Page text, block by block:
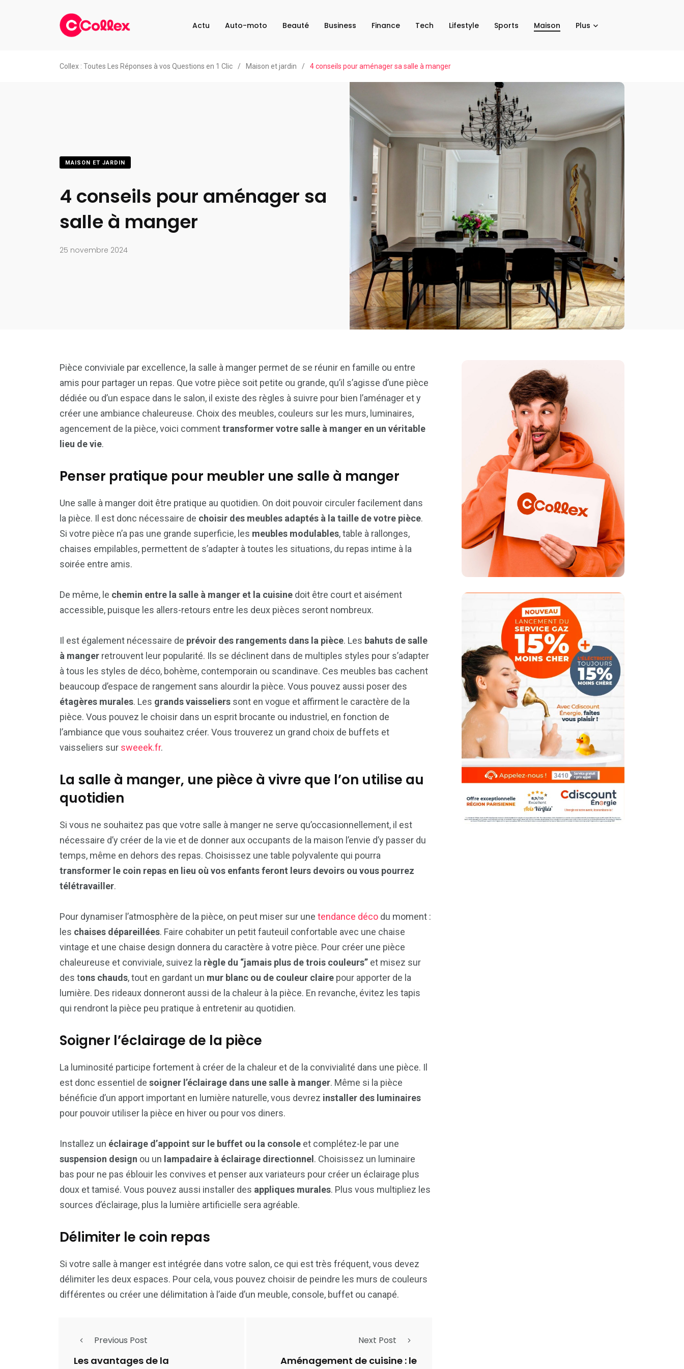
Actu Auto-moto Beauté Business Finance Tech Lifestyle Sports Maison Plus
Collex : Toutes Les Réponses à vos Questions en 1 Clic / Maison et jardin / 4 conseils pour aménager sa salle à manger
MAISON ET JARDIN
4 conseils pour aménager sa
salle à manger
25 novembre 2024
Pièce conviviale par excellence, la salle à manger permet de se réunir en famille ou entre
amis pour partager un repas. Que votre pièce soit petite ou grande, qu’il s’agisse d’une pièce
dédiée ou d’un espace dans le salon, il existe des règles à suivre pour bien l’aménager et y
créer une ambiance chaleureuse. Choix des meubles, couleurs sur les murs, luminaires,
agencement de la pièce, voici commenttransformer votre salle à manger en un véritable
lieu de vie.
Penser pratique pour meubler une salle à manger
Une salle à manger doit être pratique au quotidien. On doit pouvoir circuler facilement dans
la pièce. Il est donc nécessaire de choisir des meubles adaptés à la taille de votre pièce.
Si votre pièce n’a pas une grande superficie, les meubles modulables, table à rallonges,
chaises empilables, permettent de s’adapter à toutes les situations, du repas intime à la
soirée entre amis.
De même, le chemin entre la salle à manger et la cuisine doit être court et aisément
accessible, puisque les allers-retours entre les deux pièces seront nombreux.
Il est également nécessaire de prévoir des rangements dans la pièce. Les bahuts de salle
à manger retrouvent leur popularité. Ils se déclinent dans de multiples styles pour s’adapter
à tous les styles de déco, bohème, contemporain ou scandinave. Ces meubles bas cachent
beaucoup d’espace de rangement sans alourdir la pièce. Vous pouvez aussi poser des
étagères murales. Les grands vaisseliers sont en vogue et affirment le caractère de la
pièce. Vous pouvez le choisir dans un esprit brocante ou industriel, en fonction de
l’ambiance que vous souhaitez créer. Vous trouverez un grand choix de buffets et
vaisseliers sur sweeek.fr.
La salle à manger, une pièce à vivre que l’on utilise au
quotidien
Si vous ne souhaitez pas que votre salle à manger ne serve qu’occasionnellement, il est
nécessaire d’y créer de la vie et de donner aux occupants de la maison l’envie d’y passer du
temps, même en dehors des repas. Choisissez une table polyvalente qui pourra
transformer le coin repas en lieu où vos enfants feront leurs devoirs ou vous pourrez
télétravailler.
Pour dynamiser l’atmosphère de la pièce, on peut miser sur une tendance déco du moment :
les chaises dépareillées. Faire cohabiter un petit fauteuil confortable avec une chaise
vintage et une chaise design donnera du caractère à votre pièce. Pour créer une pièce
chaleureuse et conviviale, suivez la règle du “jamais plus de trois couleurs” et misez sur
des tons chauds, tout en gardant un mur blanc ou de couleur claire pour apporter de la
lumière. Des rideaux donneront aussi de la chaleur à la pièce. En revanche, évitez les tapis
qui rendront la pièce peu pratique à entretenir au quotidien.
Soigner l’éclairage de la pièce
La luminosité participe fortement à créer de la chaleur et de la convivialité dans une pièce. Il
est donc essentiel de soigner l’éclairage dans une salle à manger. Même si la pièce
bénéficie d’un apport important en lumière naturelle, vous devrez installer des luminaires
pour pouvoir utiliser la pièce en hiver ou pour vos diners.
Installez un éclairage d’appoint sur le buffet ou la console et complétez-le par une
suspension design ou un lampadaire à éclairage directionnel . Choisissez un luminaire
bas pour ne pas éblouir les convives et penser aux variateurs pour créer un éclairage plus
doux et tamisé. Vous pouvez aussi installer des appliques murales. Plus vous multipliez les
sources d’éclairage, plus la lumière artificielle sera agréable.
Délimiter le coin repas
Si votre salle à manger est intégrée dans votre salon, ce qui est très fréquent, vous devez
délimiter les deux espaces. Pour cela, vous pouvez choisir de peindre les murs de couleurs
différentes ou créer une délimitation à l’aide d’un meuble, console, buffet ou canapé.
Previous Post
Les avantages de la
Next Post
Aménagement de cuisine : le